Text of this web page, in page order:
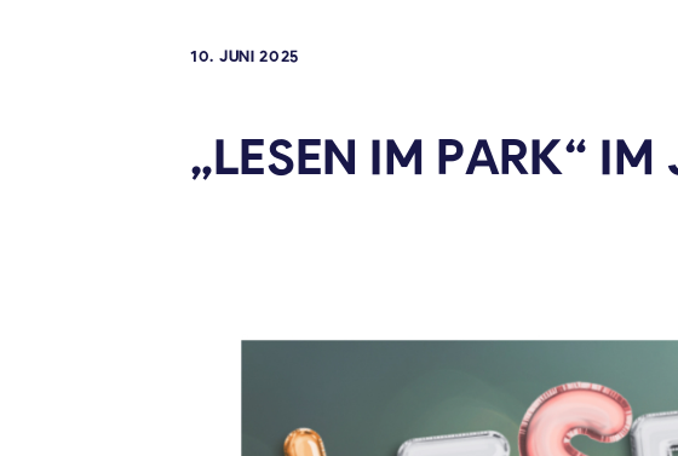
10. JUNI 2025
„LESEN IM PARK“ IM